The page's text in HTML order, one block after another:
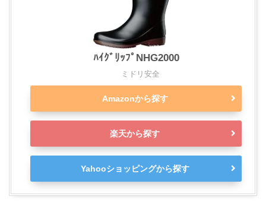
ﾊｲｸﾞﾘｯﾌﾟNHG2000
ミドリ安全
Amazonから探す
楽天から探す
Yahooショッピングから探す